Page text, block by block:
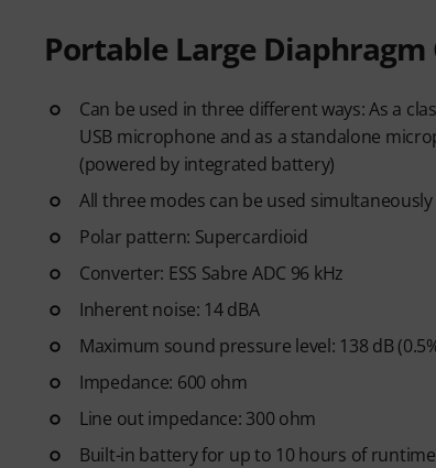
Portable Large
Can be used in three different ways: As a
USB microphone and as a standalone
(powered by integrated battery)
All three modes can be used simultaneously
Polar pattern: Supercardioid
Converter: ESS Sabre ADC 96 kHz
Inherent noise: 14 dBA
Maximum sound pressure level: 138 dB
Impedance: 600 ohm
Line out impedance: 300 ohm
Built-in battery for up to 10 hours of runtime